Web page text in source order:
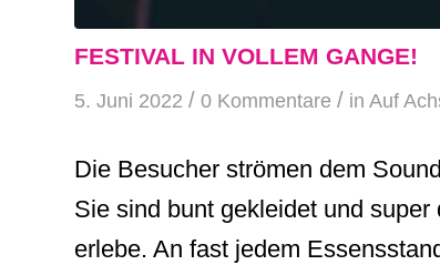
FESTIVAL IN VOLLEM GANGE!
5. Juni 2022 / 0 Kommentare / in Auf
Die Besucher strömen dem
Sie sind bunt gekleidet und
erlebe. An fast jedem